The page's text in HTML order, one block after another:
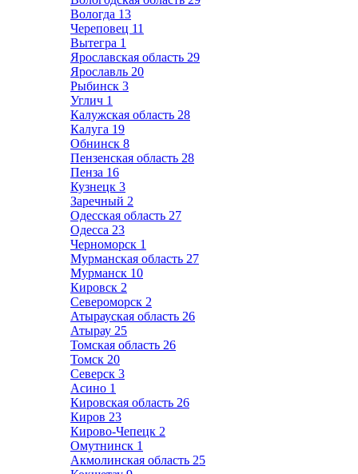
Вологда 13
Череповец 11
Вытегра 1
Ярославская область 29
Ярославль 20
Рыбинск 3
Углич 1
Калужская область 28
Калуга 19
Обнинск 8
Пензенская область 28
Пенза 16
Кузнецк 3
Заречный 2
Одесская область 27
Одесса 23
Черноморск 1
Мурманская область 27
Мурманск 10
Кировск 2
Североморск 2
Атырауская область 26
Атырау 25
Томская область 26
Томск 20
Северск 3
Асино 1
Кировская область 26
Киров 23
Кирово-Чепецк 2
Омутнинск 1
Акмолинская область 25